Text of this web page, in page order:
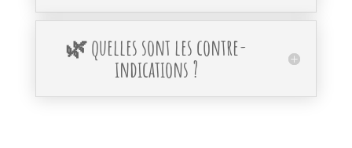
🌿 quelles sont les contre-
indications ?